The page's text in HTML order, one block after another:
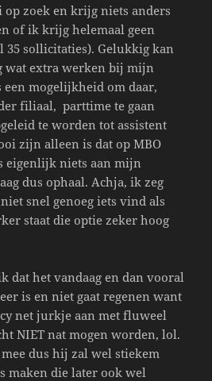
zoek en krijg niets anders
of ik krijg helemaal geen
sollicitaties). Gelukkig kan
wat extra werken bij mijn
mogelijkheid om daar,
filiaal, parttime te gaan
te worden tot assistent
zijn alleen is dat op MBO
eigenlijk niets aan mijn
dus ophaal. Achja, ik zeg
snel genoeg iets vind als
staat die optie zeker hoog
dat het vandaag en dan vooral
is en niet gaat regenen want
net jurkje aan met fluweel
NIET nat mogen worden, lol.
dus hij zal wel stiekem
maken die later ook wel